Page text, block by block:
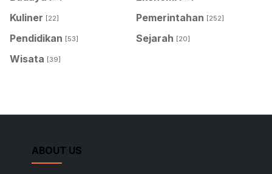
Kuliner [22] Pemerintahan [252]
Pendidikan [53] Sejarah [20]
Wisata [39]
ABOUT US